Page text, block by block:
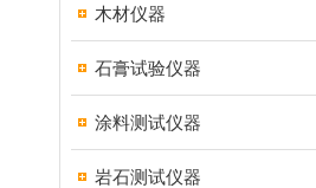
木材仪器
石膏试验仪器
涂料测试仪器
岩石测试仪器